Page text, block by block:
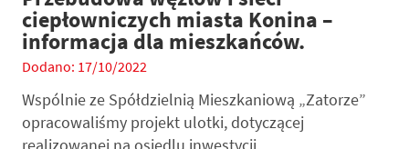
ciepłowniczych miasta Konina –
informacja dla mieszkańców.
Dodano: 17/10/2022
Wspólnie ze Spółdzielnią Mieszkaniową „Zatorze”
opracowaliśmy projekt ulotki, dotyczącej